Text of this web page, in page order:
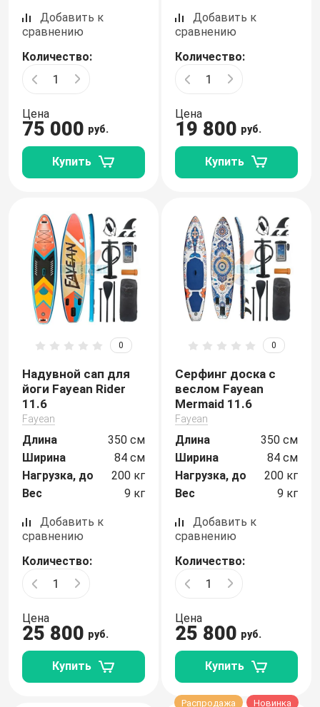
Добавить к
сравнению
Количество:
Цена
75 000 руб.
Купить
Добавить к
сравнению
Количество:
Цена
19 800 руб.
Купить
0
Надувной сап для
йоги Fayean Rider
11.6
Fayean
Длина
350 см
Ширина
84 см
Нагрузка, до
200 кг
Вес
9 кг
Добавить к
сравнению
Количество:
Цена
25 800 руб.
Купить
0
Серфинг доска с
веслом Fayean
Mermaid 11.6
Fayean
Длина
350 см
Ширина
84 см
Нагрузка, до
200 кг
Вес
9 кг
Добавить к
сравнению
Количество:
Цена
25 800 руб.
Купить
Распродажа Новинка